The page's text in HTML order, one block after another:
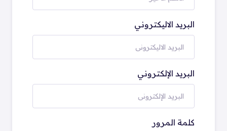
البريد الاليكتروني
البريد الإلكتروني
كلمة المرور